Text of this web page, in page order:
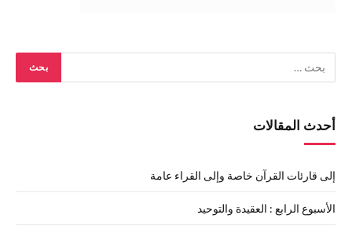
أحدث المقالات
إلى قارئات القرآن خاصة وإلى القراء عامة
الأسبوع الرابع : العقيدة والتوحيد